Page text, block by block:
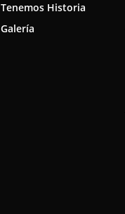
Tenemos Historia
Galería